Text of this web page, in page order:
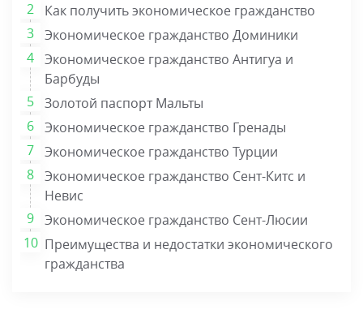
Как получить экономическое гражданство
Экономическое гражданство Доминики
Экономическое гражданство Антигуа и
Барбуды
Золотой паспорт Мальты
Экономическое гражданство Гренады
Экономическое гражданство Турции
Экономическое гражданство Сент-Китс и
Невис
Экономическое гражданство Сент-Люсии
Преимущества и недостатки экономического
гражданства